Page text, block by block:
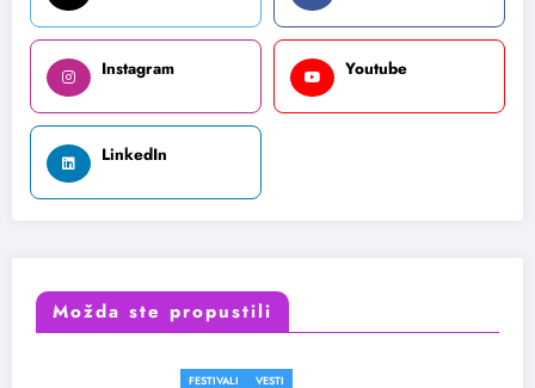
Instagram Youtube
LinkedIn
Možda ste propustili